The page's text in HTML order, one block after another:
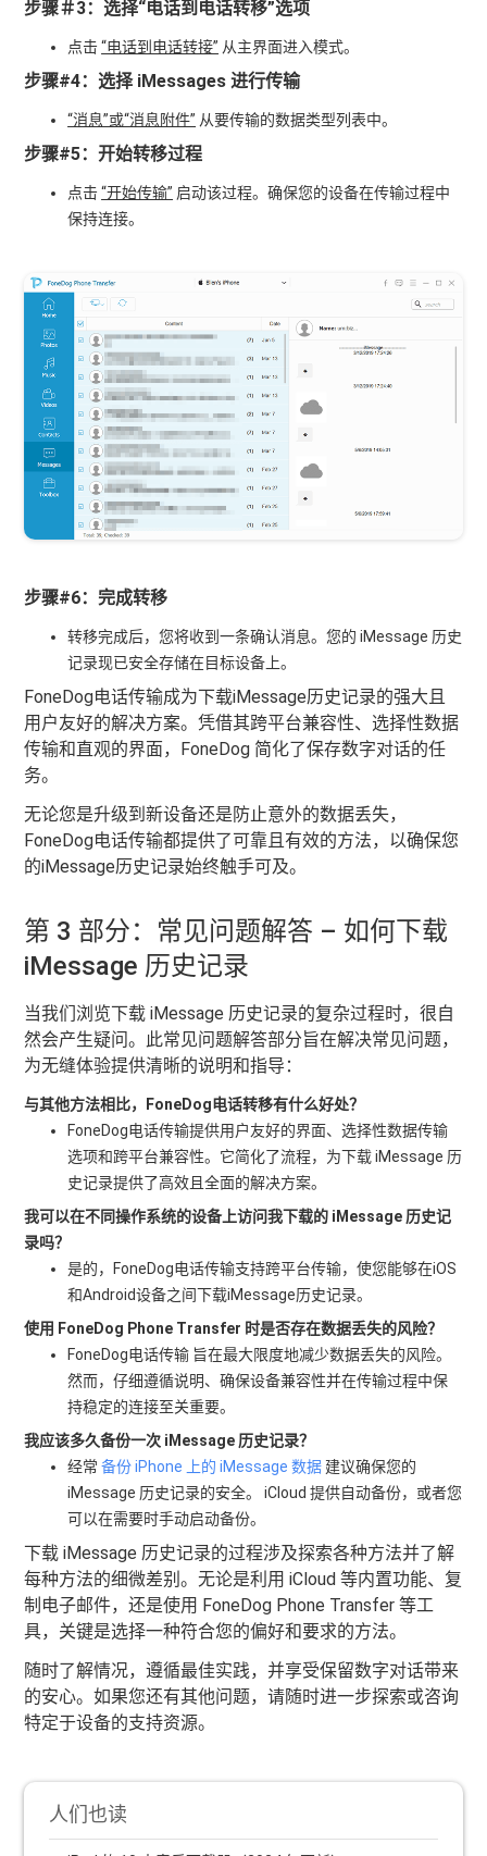
步骤＃3：选择“电话到电话转移”选项
点击“电话到电话转接” 从主界面进入模式。
步骤#4：选择 iMessages 进行传输
“消息”或“消息附件” 从要传输的数据类型列表中。
步骤#5：开始转移过程
点击“开始传输” 启动该过程。确保您的设备在传输过程中
保持连接。
步骤#6：完成转移
转移完成后，您将收到一条确认消息。您的 iMessage 历史
记录现已安全存储在目标设备上。
FoneDog电话传输成为下载iMessage历史记录的强大且
用户友好的解决方案。凭借其跨平台兼容性、选择性数据
传输和直观的界面，FoneDog 简化了保存数字对话的任
务。
无论您是升级到新设备还是防止意外的数据丢失，
FoneDog电话传输都提供了可靠且有效的方法，以确保您
的iMessage历史记录始终触手可及。
第 3 部分：常见问题解答 – 如何下载
iMessage 历史记录
当我们浏览下载 iMessage 历史记录的复杂过程时，很自
然会产生疑问。此常见问题解答部分旨在解决常见问题，
为无缝体验提供清晰的说明和指导：
与其他方法相比，FoneDog电话转移有什么好处？
FoneDog电话传输提供用户友好的界面、选择性数据传输
选项和跨平台兼容性。它简化了流程，为下载 iMessage 历
史记录提供了高效且全面的解决方案。
我可以在不同操作系统的设备上访问我下载的 iMessage 历史记
录吗？
是的，FoneDog电话传输支持跨平台传输，使您能够在iOS
和Android设备之间下载iMessage历史记录。
使用 FoneDog Phone Transfer 时是否存在数据丢失的风险？
FoneDog电话传输 旨在最大限度地减少数据丢失的风险。
然而，仔细遵循说明、确保设备兼容性并在传输过程中保
持稳定的连接至关重要。
我应该多久备份一次 iMessage 历史记录？
经常备份 iPhone 上的 iMessage 数据 建议确保您的
iMessage 历史记录的安全。 iCloud 提供自动备份，或者您
可以在需要时手动启动备份。
下载 iMessage 历史记录的过程涉及探索各种方法并了解
每种方法的细微差别。无论是利用 iCloud 等内置功能、复
制电子邮件，还是使用 FoneDog Phone Transfer 等工
具，关键是选择一种符合您的偏好和要求的方法。
随时了解情况，遵循最佳实践，并享受保留数字对话带来
的安心。如果您还有其他问题，请随时进一步探索或咨询
特定于设备的支持资源。
人们也读